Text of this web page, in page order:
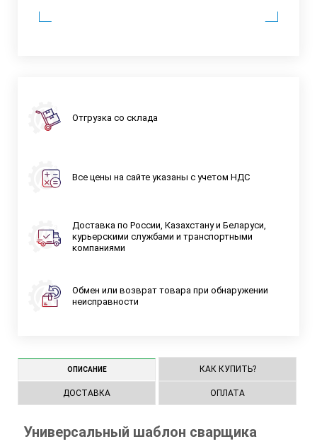
Отгрузка со склада
Все цены на сайте указаны с учетом НДС
Доставка по России, Казахстану и Беларуси,
курьерскими службами и транспортными
компаниями
Обмен или возврат товара при обнаружении
неисправности
ОПИСАНИЕ КАК КУПИТЬ?
ДОСТАВКА ОПЛАТА
Универсальный шаблон сварщика